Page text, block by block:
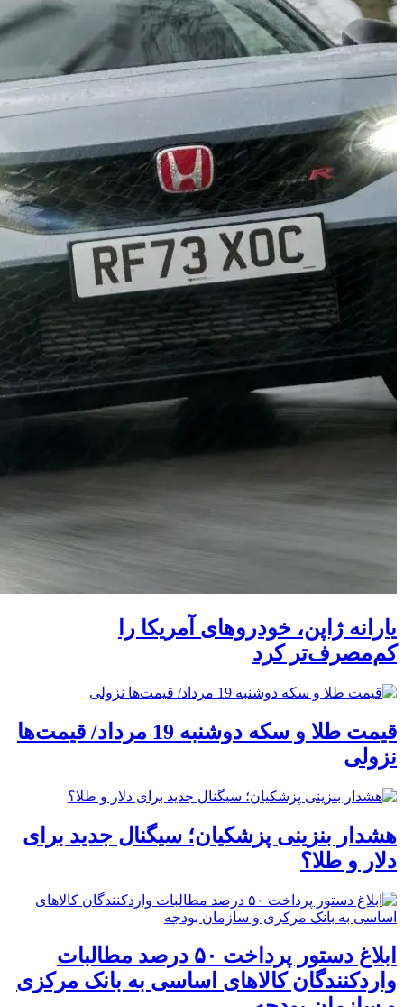
یارانه ژاپن، خودروهای آمریکا را
کم‌مصرف‌تر کرد
قیمت طلا و سکه دوشنبه 19 مرداد/ قیمت‌ها
نزولی
هشدار بنزینی پزشکیان؛ سیگنال جدید برای
دلار و طلا؟
ابلاغ دستور پرداخت ۵۰ درصد مطالبات
واردکنندگان کالاهای اساسی به بانک مرکزی